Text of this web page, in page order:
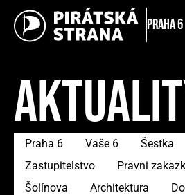
Praha 6
Praha 6 Vaše 6 Šestka
Zastupitelstvo
Pravni
Šolínova
Architektura